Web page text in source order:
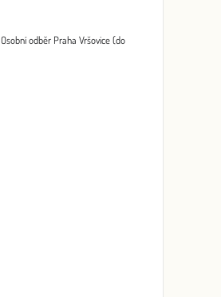
Osobní odběr Praha Vršovice (do